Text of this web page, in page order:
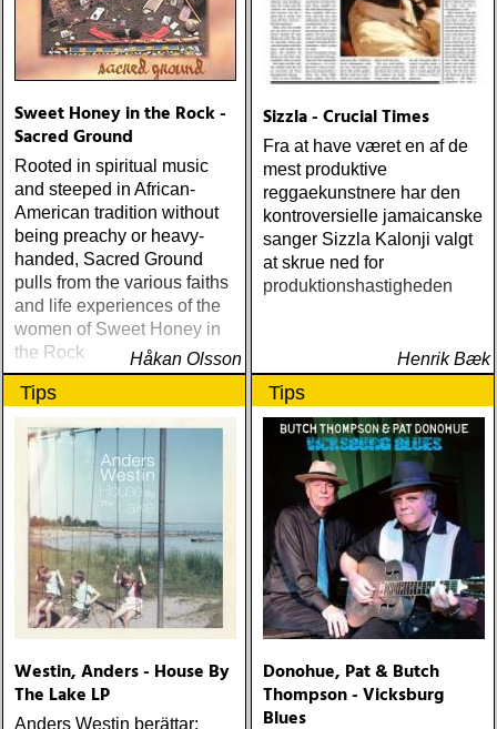
Sweet Honey in the Rock -
Sacred Ground
Rooted in spiritual music
and steeped in African-
American tradition without
being preachy or heavy-
handed, Sacred Ground
pulls from the various faiths
and life experiences of the
women of Sweet Honey in
the Rock
Håkan Olsson
Sizzla - Crucial Times
Fra at have været en af de
mest produktive
reggaekunstnere har den
kontroversielle jamaicanske
sanger Sizzla Kalonji valgt
at skrue ned for
produktionshastigheden
Henrik Bæk
Tips
Westin, Anders - House By
The Lake LP
Anders Westin berättar:
Tips
Donohue, Pat & Butch
Thompson - Vicksburg
Blues